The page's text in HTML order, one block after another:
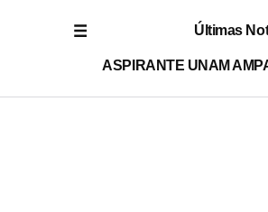
Últimas
ASPIRANTE UNAM